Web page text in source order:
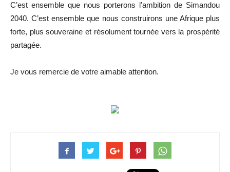
C’est ensemble que nous porterons l’ambition de Simandou
2040. C’est ensemble que nous construirons une Afrique plus
forte, plus souveraine et résolument tournée vers la prospérité
partagée.
Je vous remercie de votre aimable attention.